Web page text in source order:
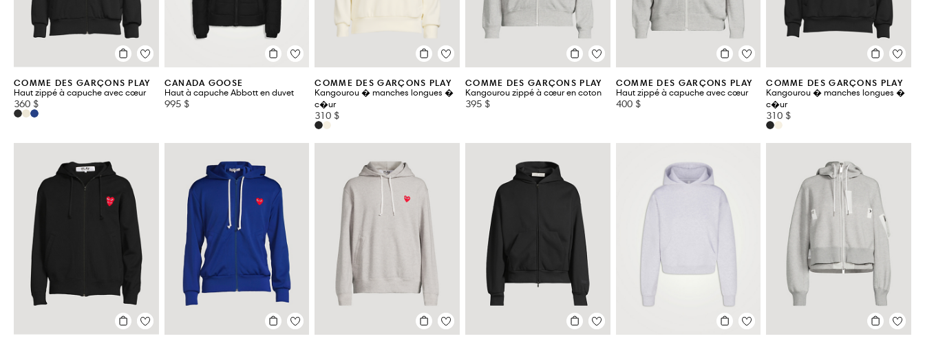
FEAR OF GOD ESSENTIALS
VERONICA BEARD
VOIR TOUT 46
COMME DES GARÇONS PLAY
Haut zippé à capuche avec cœur
360 $
CANADA GOOSE
Haut à capuche Abbott en duvet
995 $
COMME DES GARÇONS PLAY
Kangourou � manches longues �
c�ur
310 $
COMME DES GARÇONS PLAY
Kangourou zippé à cœur en coton
395 $
COMME DES GARÇONS PLAY
Haut zippé à capuche avec cœur
400 $
COMME DES GARÇONS PLAY
Kangourou � manches longues �
c�ur
310 $